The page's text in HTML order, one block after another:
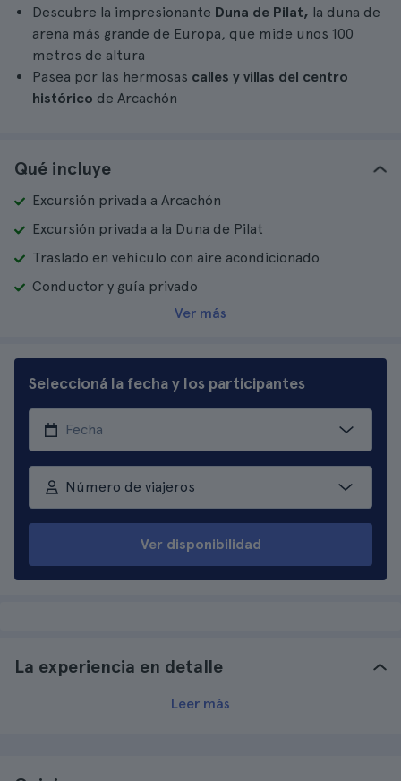
Descubre la impresionante Duna de Pilat, la duna de
arena más grande de Europa, que mide unos 100
metros de altura
Pasea por las hermosas calles y villas del centro
histórico de Arcachón
Qué incluye
Excursión privada a Arcachón
Excursión privada a la Duna de Pilat
Traslado en vehículo con aire acondicionado
Conductor y guía privado
Ver más
Seleccioná la fecha y los participantes
Número de viajeros
Ver disponibilidad
La experiencia en detalle
Leer más